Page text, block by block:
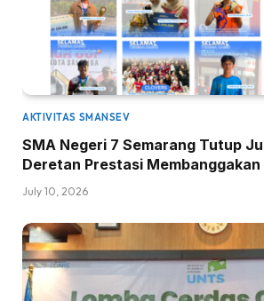
AKTIVITAS SMANSEV
SMA Negeri 7 Semarang Tutup
Deretan Prestasi Membanggakan
July 10, 2026